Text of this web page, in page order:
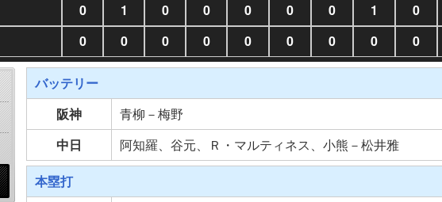
0 1 0 0 0 0 0 1 0
0 0 0 0 0 0 0 0 0
バッテリー
阪神
青柳－梅野
中日
阿知羅、谷元、Ｒ・マルティネス、小熊－松井雅
本塁打